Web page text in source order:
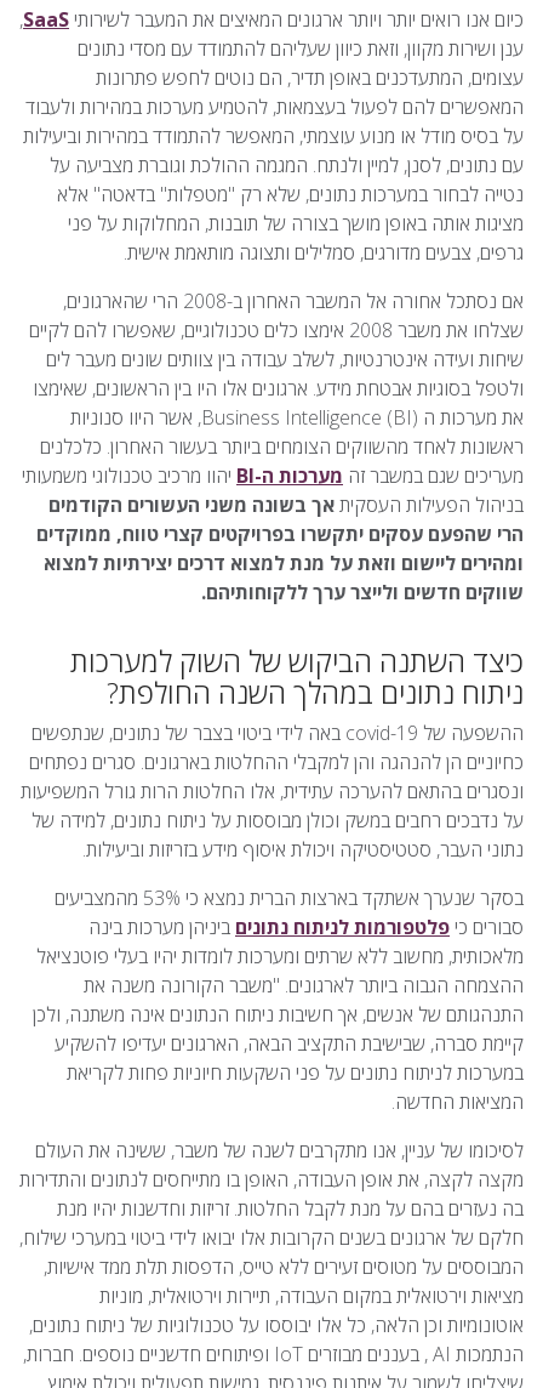
כיום אנו רואים יותר ויותר ארגונים המאיצים את המעבר לשירותי SaaS
,
ענן ושירות מקוון, וזאת כיוון שעליהם להתמודד עם מסדי נתונים
עצומים, המתעדכנים באופן תדיר, הם נוטים לחפש פתרונות
המאפשרים להם לפעול בעצמאות, להטמיע מערכות במהירות ולעבוד
על בסיס מודל או מנוע עוצמתי, המאפשר להתמודד במהירות וביעילות
עם נתונים, לסנן, למיין ולנתח. המגמה ההולכת וגוברת מצביעה על
נטייה לבחור במערכות נתונים, שלא רק "מטפלות" בדאטה" אלא
מציגות אותה באופן מושך בצורה של תובנות, המחלוקות על פני
גרפים, צבעים מדורגים, סמלילים ותצוגה מותאמת אישית.
אם נסתכל אחורה אל המשבר האחרון ב-2008 הרי שהארגונים,
שצלחו את משבר 2008 אימצו כלים טכנולוגיים, שאפשרו להם לקיים
שיחות ועידה אינטרנטיות, לשלב עבודה בין צוותים שונים מעבר לים
ולטפל בסוגיות אבטחת מידע. ארגונים אלו היו בין הראשונים, שאימצו
את מערכות ה Business Intelligence (BI), אשר היוו סנוניות
ראשונות לאחד מהשווקים הצומחים ביותר בעשור האחרון. כלכלנים
מעריכים שגם במשבר זה מערכות ה-BI
יהוו מרכיב טכנולוגי משמעותי
בניהול הפעילות העסקיתאך בשונה משני העשורים הקודמים
הרי שהפעם עסקים יתקשרו בפרויקטים קצרי טווח, ממוקדים
ומהירים ליישום וזאת על מנת למצוא דרכים יצירתיות למצוא
שווקים חדשים ולייצר ערך ללקוחותיהם.
כיצד השתנה הביקוש של השוק למערכות
ניתוח נתונים במהלך השנה החולפת?
ההשפעה של covid-19 באה לידי ביטוי בצבר של נתונים, שנתפשים
כחיוניים הן להנהגה והן למקבלי ההחלטות בארגונים. סגרים נפתחים
ונסגרים בהתאם להערכה עתידית, אלו החלטות הרות גורל המשפיעות
על נדבכים רחבים במשק וכולן מבוססות על ניתוח נתונים, למידה של
נתוני העבר, סטטיסטיקה ויכולת איסוף מידע בזריזות וביעילות.
בסקר שנערך אשתקד בארצות הברית נמצא כי 53% מהמצביעים
סבורים כי פלטפורמות לניתוח נתונים ביניהן מערכות בינה
מלאכותית, מחשוב ללא שרתים ומערכות לומדות יהיו בעלי פוטנציאל
ההצמחה הגבוה ביותר לארגונים. "משבר הקורונה משנה את
התנהגותם של אנשים, אך חשיבות ניתוח הנתונים אינה משתנה, ולכן
קיימת סברה, שבישיבת התקציב הבאה, הארגונים יעדיפו להשקיע
במערכות לניתוח נתונים על פני השקעות חיוניות פחות לקריאת
המציאות החדשה.
לסיכומו של עניין, אנו מתקרבים לשנה של משבר, ששינה את העולם
מקצה לקצה, את אופן העבודה, האופן בו מתייחסים לנתונים והתדירות
בה נעזרים בהם על מנת לקבל החלטות. זריזות וחדשנות יהיו מנת
חלקם של ארגונים בשנים הקרובות אלו יבואו לידי ביטוי במערכי שילוח,
המבוססים על מטוסים זעירים ללא טייס, הדפסות תלת ממד אישיות,
מציאות וירטואלית במקום העבודה, תיירות וירטואלית, מוניות
אוטונומיות וכן הלאה, כל אלו יבוססו על טכנולוגיות של ניתוח נתונים,
הנתמכות AI , בעננים מבוזרים IoT ופיתוחים חדשניים נוספים. חברות,